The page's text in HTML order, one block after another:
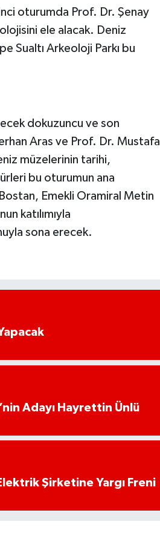
oturumda Prof. Dr. Şenay
ele alacak. Deniz
Sualtı Arkeoloji Parkı bu
dokuzuncu ve son
Aras ve Prof. Dr. Mustafa
müzelerinin tarihi,
bu oturumun ana
Emekli Oramiral Metin
katılımıyla
sona erecek.
Adayı Hayrettin Ünlü
Şirketine Yargı Freni